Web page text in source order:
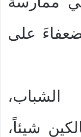
على
شيئاً،